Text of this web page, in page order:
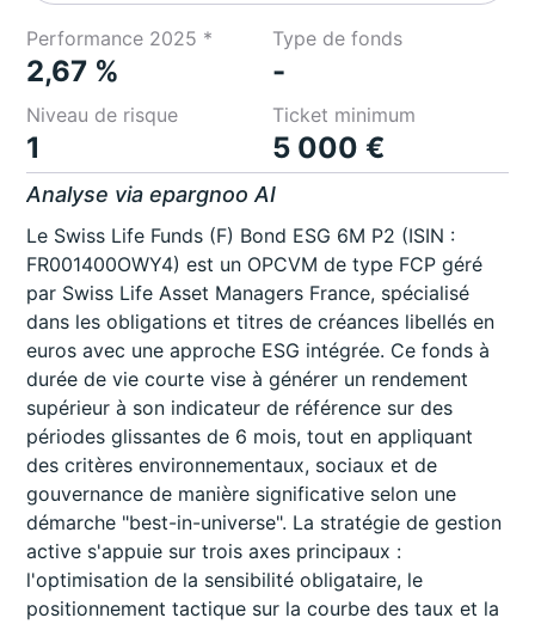
Performance 2025 *
2,67 %
Type de fonds
-
Niveau de risque
1
Ticket minimum
5 000 €
Analyse via epargnoo AI
Le Swiss Life Funds (F) Bond ESG 6M P2 (ISIN :
FR001400OWY4) est un OPCVM de type FCP géré
par Swiss Life Asset Managers France, spécialisé
dans les obligations et titres de créances libellés en
euros avec une approche ESG intégrée. Ce fonds à
durée de vie courte vise à générer un rendement
supérieur à son indicateur de référence sur des
périodes glissantes de 6 mois, tout en appliquant
des critères environnementaux, sociaux et de
gouvernance de manière significative selon une
démarche "best-in-universe". La stratégie de gestion
active s'appuie sur trois axes principaux :
l'optimisation de la sensibilité obligataire, le
positionnement tactique sur la courbe des taux et la